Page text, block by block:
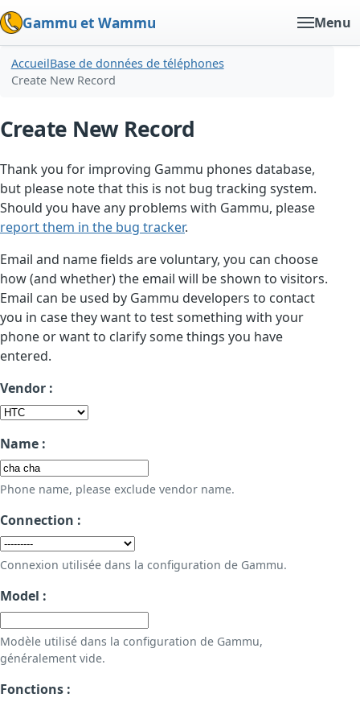
Gammu et Wammu Menu
AccueilBase de données de téléphones
Create New Record
Create New Record
Thank you for improving Gammu phones database,
but please note that this is not bug tracking system.
Should you have any problems with Gammu, please
report them in the bug tracker.
Email and name fields are voluntary, you can choose
how (and whether) the email will be shown to visitors.
Email can be used by Gammu developers to contact
you in case they want to test something with your
phone or want to clarify some things you have
entered.
Vendor :
Name :
Phone name, please exclude vendor name.
Connection :
Connexion utilisée dans la configuration de Gammu.
Model :
Modèle utilisé dans la configuration de Gammu,
généralement vide.
Fonctions :